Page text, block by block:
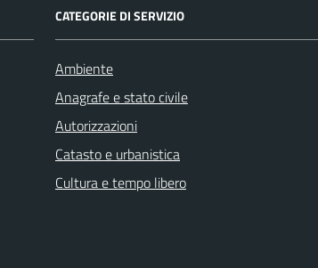
CATEGORIE DI SERVIZIO
Ambiente
Anagrafe e stato civile
Autorizzazioni
Catasto e urbanistica
Cultura e tempo libero